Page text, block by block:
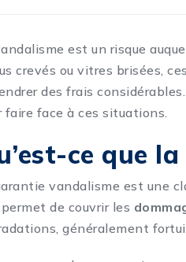
est un risque
crevés ou vitres brisées,
des frais
faire face à ces situations.
ce que
vandalisme est une
de couvrir les
généralement